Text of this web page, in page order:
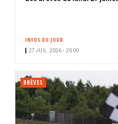
INFOS DU JOUR
27 JUIL. 2026 • 20:00
BRÈVES